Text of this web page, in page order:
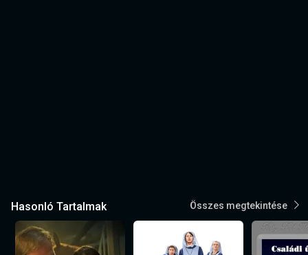
Hasonló Tartalmak Összes megtekintése